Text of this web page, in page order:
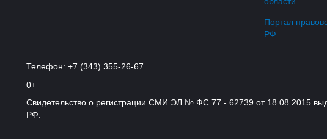
Портал
РФ
Телефон: +7 (343) 355-26-67
0+
Свидетельство о регистрации СМИ ЭЛ № ФС 77 - 62739 от 18.08.2015
РФ.